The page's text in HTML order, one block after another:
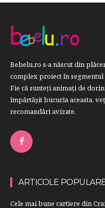
Bebelu.ro s-a născut din
complex proiect în
Fie că sunteţi animaţi de
împărtăşit bucuria aceasta,
recomandări avizate.
ARTICOLE
Cele mai bune cartiere din